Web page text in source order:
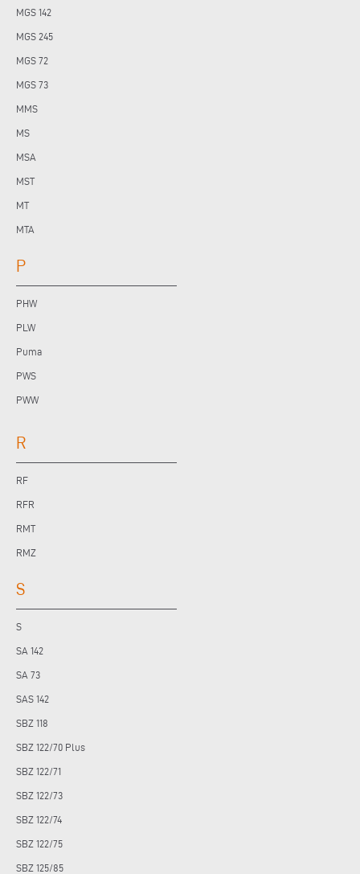
MGS 142
MGS 245
MGS 72
MGS 73
MMS
MS
MSA
MST
MT
MTA
P
PHW
PLW
Puma
PWS
PWW
R
RF
RFR
RMT
RMZ
S
S
SA 142
SA 73
SAS 142
SBZ 118
SBZ 122/70 Plus
SBZ 122/71
SBZ 122/73
SBZ 122/74
SBZ 122/75
SBZ 125/85